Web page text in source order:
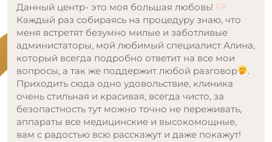
Я просто в восторге от клиники Nagollo! Это не
просто место для эпиляции, а настоящий клад
красоты и комфорта. Интерьер очень красивый и
приятный, чувствуется, что здесь заботятся о
каждом клиенте. Мастера беспокоятся о твоем
удобстве и делают все возможное, чтобы
процедура прошла максимально комфортно.
Моя любовь это Евгения! Она просто
волшебница, настоящий профессионал своего
дела. Всегда внимательно выслушает, ответит на
любые вопросы и сделает процедуру